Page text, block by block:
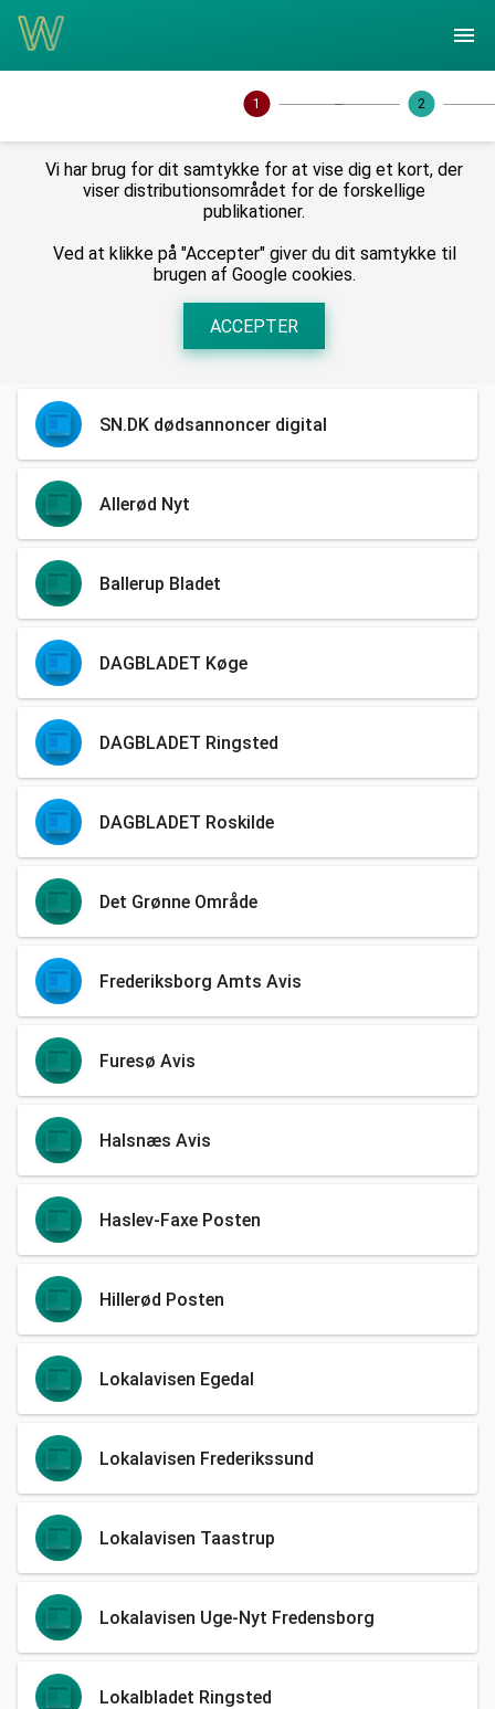
menu
Vi har brug for dit samtykke for at vise dig et kort, der
viser distributionsområdet for de forskellige
publikationer.
Ved at klikke på "Accepter" giver du dit samtykke til
brugen af Google cookies.
ACCEPTER
SN.DK dødsannoncer digital
Allerød Nyt
Ballerup Bladet
DAGBLADET Køge
DAGBLADET Ringsted
DAGBLADET Roskilde
Det Grønne Område
Frederiksborg Amts Avis
Furesø Avis
Halsnæs Avis
Haslev-Faxe Posten
Hillerød Posten
Lokalavisen Egedal
Lokalavisen Frederikssund
Lokalavisen Taastrup
Lokalavisen Uge-Nyt Fredensborg
Lokalbladet Ringsted